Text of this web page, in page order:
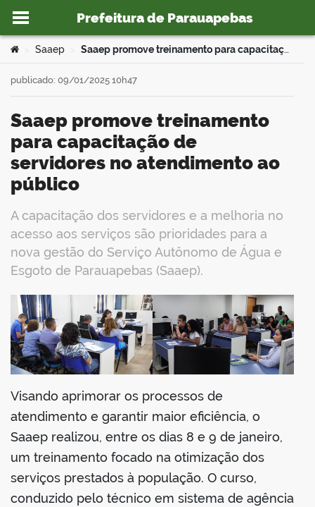
Ir para o conteúdo
Prefeitura de Parauapebas
portal
Você está aqui:
Saaep Saaep promove treinamento para capacitação de servidores no atendimento ao público
Saaep promove treinamento
para capacitação de
servidores no atendimento ao
público
A capacitação dos servidores e a melhoria no
acesso aos serviços são prioridades para a
nova gestão do Serviço Autônomo de Água e
Esgoto de Parauapebas (Saaep).
publicado: 09/01/2025 10h47
Visando aprimorar os processos de
atendimento e garantir maior eficiência, o
Saaep realizou, entre os dias 8 e 9 de janeiro,
um treinamento focado na otimização dos
serviços prestados à população. O curso,
conduzido pelo técnico em sistema de agência